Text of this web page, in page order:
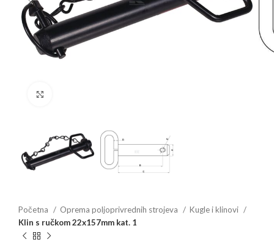
Početna Oprema poljoprivrednih strojeva
Kugle i klinovi
Klin s ručkom 22x157mm kat. 1